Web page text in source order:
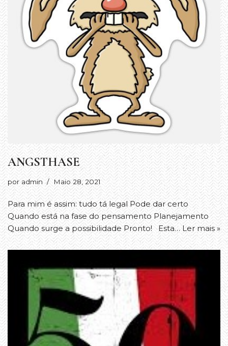
ANGSTHASE
poradmin Maio 28, 2021
Para mim é assim: tudo tá legal Pode dar certo
Quando está na fase do pensamento Planejamento
Quando surge a possibilidade Pronto! Esta… Ler mais »